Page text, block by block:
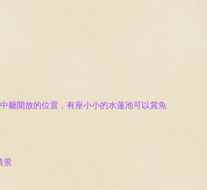
廳開放的位置，有座小小的水蓮池可以賞魚
景